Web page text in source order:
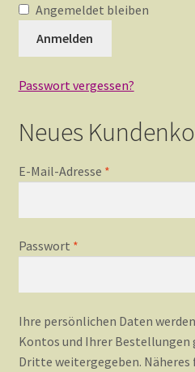
Jobs
Mein Konto
Schaugarten
Shop
Angemeldet bleiben
Anmelden
Passwort vergessen?
Neues
E-Mail-Adresse *erforderlich
Passwort *erforderlich
Ihre persönlichen Daten
Kontos und Ihrer Bestellungen
Dritte weitergegeben. Näheres